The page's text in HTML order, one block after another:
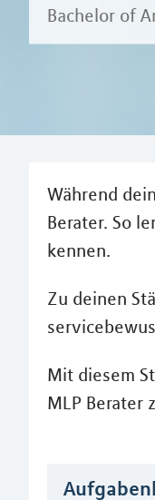
Bachelor of
Während
Berater. So
kennen.
Zu deinen
Mit diesem
MLP Berater